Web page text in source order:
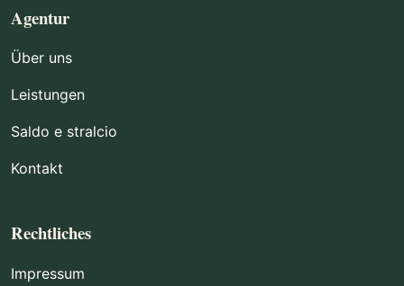
Agentur
Über uns
Leistungen
Saldo e stralcio
Kontakt
Rechtliches
Impressum